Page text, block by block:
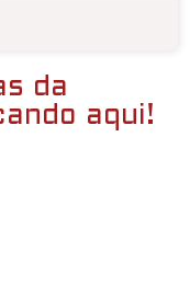
da
aqui!